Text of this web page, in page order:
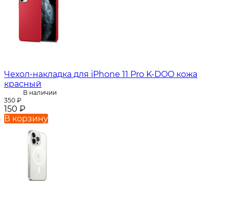
Чехол-накладка для iPhone 11 Pro K-DOO кожа
красный
В наличии
350 ₽
150 ₽
В корзину